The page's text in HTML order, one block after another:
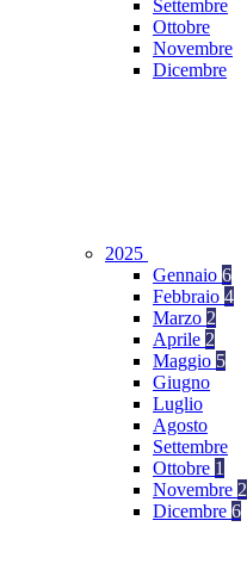
Settembre
Ottobre
Novembre
Dicembre
2025
Gennaio 6
Febbraio 4
Marzo 2
Aprile 2
Maggio 5
Giugno
Luglio
Agosto
Settembre
Ottobre 1
Novembre 2
Dicembre 6